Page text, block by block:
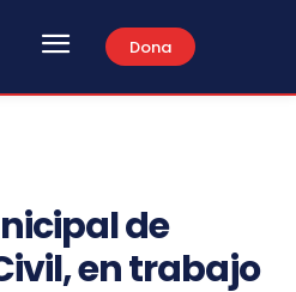
Dona
de
en trabajo